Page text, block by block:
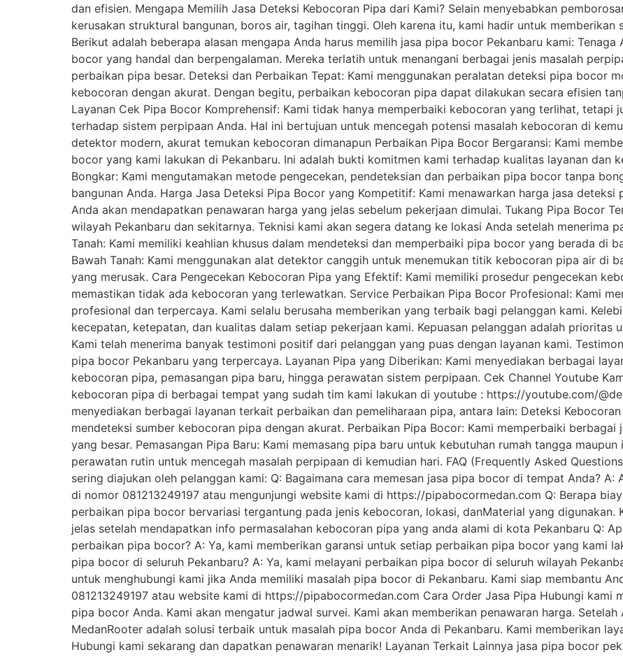
dan efisien. Mengapa Memilih Jasa Deteksi Kebocoran Pipa dari Kami? Selain menyebabkan
kerusakan struktural bangunan, boros air, tagihan tinggi. Oleh karena itu, kami hadir untuk
Berikut adalah beberapa alasan mengapa Anda harus memilih jasa pipa bocor Pekanbaru kami:
bocor yang handal dan berpengalaman. Mereka terlatih untuk menangani berbagai jenis masalah
perbaikan pipa besar. Deteksi dan Perbaikan Tepat: Kami menggunakan peralatan deteksi pipa bocor
kebocoran dengan akurat. Dengan begitu, perbaikan kebocoran pipa dapat dilakukan secara efisien
Layanan Cek Pipa Bocor Komprehensif: Kami tidak hanya memperbaiki kebocoran yang terlihat, tetapi
terhadap sistem perpipaan Anda. Hal ini bertujuan untuk mencegah potensi masalah kebocoran di
detektor modern, akurat temukan kebocoran dimanapun Perbaikan Pipa Bocor Bergaransi: Kami
bocor yang kami lakukan di Pekanbaru. Ini adalah bukti komitmen kami terhadap kualitas layanan dan
Bongkar: Kami mengutamakan metode pengecekan, pendeteksian dan perbaikan pipa bocor tanpa
bangunan Anda. Harga Jasa Deteksi Pipa Bocor yang Kompetitif: Kami menawarkan harga jasa
Anda akan mendapatkan penawaran harga yang jelas sebelum pekerjaan dimulai. Tukang Pipa Bocor
wilayah Pekanbaru dan sekitarnya. Teknisi kami akan segera datang ke lokasi Anda setelah menerima
Tanah: Kami memiliki keahlian khusus dalam mendeteksi dan memperbaiki pipa bocor yang berada di
Bawah Tanah: Kami menggunakan alat detektor canggih untuk menemukan titik kebocoran pipa air di
yang merusak. Cara Pengecekan Kebocoran Pipa yang Efektif: Kami memiliki prosedur pengecekan
memastikan tidak ada kebocoran yang terlewatkan. Service Perbaikan Pipa Bocor Profesional: Kami
profesional dan terpercaya. Kami selalu berusaha memberikan yang terbaik bagi pelanggan kami.
kecepatan, ketepatan, dan kualitas dalam setiap pekerjaan kami. Kepuasan pelanggan adalah prioritas
Kami telah menerima banyak testimoni positif dari pelanggan yang puas dengan layanan kami.
pipa bocor Pekanbaru yang terpercaya. Layanan Pipa yang Diberikan: Kami menyediakan berbagai
kebocoran pipa, pemasangan pipa baru, hingga perawatan sistem perpipaan. Cek Channel Youtube
kebocoran pipa di berbagai tempat yang sudah tim kami lakukan di youtube : https://youtube.com/
menyediakan berbagai layanan terkait perbaikan dan pemeliharaan pipa, antara lain: Deteksi
mendeteksi sumber kebocoran pipa dengan akurat. Perbaikan Pipa Bocor: Kami memperbaiki
yang besar. Pemasangan Pipa Baru: Kami memasang pipa baru untuk kebutuhan rumah tangga
perawatan rutin untuk mencegah masalah perpipaan di kemudian hari. FAQ (Frequently Asked
sering diajukan oleh pelanggan kami: Q: Bagaimana cara memesan jasa pipa bocor di tempat Anda?
di nomor 081213249197 atau mengunjungi website kami di https://pipabocormedan.com Q: Berapa
perbaikan pipa bocor bervariasi tergantung pada jenis kebocoran, lokasi, danMaterial yang digunakan.
jelas setelah mendapatkan info permasalahan kebocoran pipa yang anda alami di kota Pekanbaru Q:
perbaikan pipa bocor? A: Ya, kami memberikan garansi untuk setiap perbaikan pipa bocor yang kami
pipa bocor di seluruh Pekanbaru? A: Ya, kami melayani perbaikan pipa bocor di seluruh wilayah
untuk menghubungi kami jika Anda memiliki masalah pipa bocor di Pekanbaru. Kami siap membantu
081213249197 atau website kami di https://pipabocormedan.com Cara Order Jasa Pipa Hubungi kami
pipa bocor Anda. Kami akan mengatur jadwal survei. Kami akan memberikan penawaran harga.
MedanRooter adalah solusi terbaik untuk masalah pipa bocor Anda di Pekanbaru. Kami memberikan
Hubungi kami sekarang dan dapatkan penawaran menarik! Layanan Terkait Lainnya jasa pipa bocor